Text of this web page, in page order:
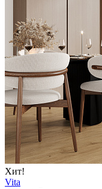
Хит!
Vita